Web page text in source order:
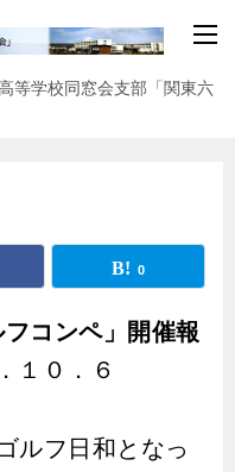
等学校同窓会支部「関東六
0
フコンペ」開催報
０．６
ルフ日和となっ